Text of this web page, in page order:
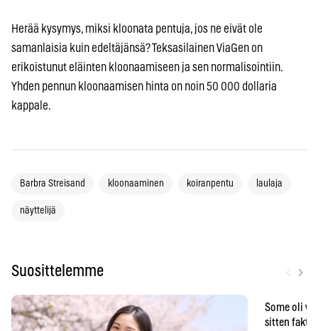
Herää kysymys, miksi kloonata pentuja, jos ne eivät ole
samanlaisia kuin edeltäjänsä? Teksasilainen ViaGen on
erikoistunut eläinten kloonaamiseen ja sen normalisointiin.
Yhden pennun kloonaamisen hinta on noin 50 000 dollaria
kappale.
Barbra Streisand kloonaaminen koiranpentu laulaja
näyttelijä
Suosittelemme ›
Some oli
sitten